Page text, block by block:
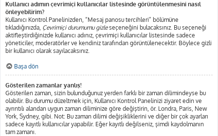
Kullanıcı adımın çevrimiçi kullanıcılar listesinde görüntülenmesini nasıl
önleyebilirim?
Kullanıcı Kontrol Panelinizden, “Mesaj panosu tercihleri” bölümüne
tıkladığınızda, Çevrimiçi durumumu gizleseçeneğini bulacaksınız. Bu seçeneği
aktifleştirdiğinizde kullanıcı adınız, çevrimiçi kullanıcılar listesinde sadece
yöneticiler, moderatörler ve kendiniz tarafından görüntülenecektir. Böylece gizli
bir kullanıcı olarak sayılacaksınız.
Başa dön
Gösterilen zamanlar yanlış!
Gösterilen zaman, sizin bulunduğunuz yerden farklı bir zaman dilimindeyse bu
olabilir. Bu durumu düzeltmek için, Kullanıcı Kontrol Panelinizi ziyaret edin ve
ayrıntılı alandan uygun zaman diliminize göre değiştirin, ör. Londra, Paris, New
York, Sydney, gibi. Not: Bu zaman dilimi değişikliklerini ve diğer bir çok ayarları
sadece kayıtlı kullanıcılar yapabilir. Eğer kayıtlı değilseniz, şimdi kaydolmanın
tam zamanı.